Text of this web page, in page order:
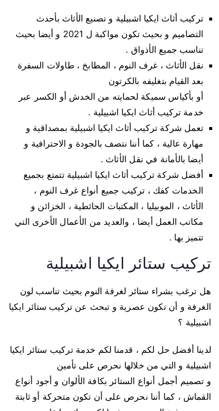
تركيب أثاث ايكيا اشبيلية و تصنيع الأثاث بأحدث
التصاميم و بحيث تكون مواكبة ل 2021 و أيضا بحيث
تناسب جميع الأذواق .
نقل الأثاث ، غرف النوم ، المطابخ ، طاولات السفرة
بعد القيام بتغليفه بالكرتون
أو بأكياس سميكة لحمايته من الخدش أو الكسر عبر
خدمة تركيب أثاث ايكيا اشبيلية .
تعمل شركة تركيب أثاث ايكيا اشبيلية بمصداقية و
مهارة عالية ، كما أننا نتصف بالجودة و الاحترافية و
أيضا بالأمانة في نقل الأثاث .
أفضل شركة تركيب أثاث ايكيا اشبيلية تتمتع بجميع
الخدمات كفك ، تركيب جميع أنواع غرف النوم ،
الأثاث ، الموبيليا ، المكتبات الحائطية ، الخزائن و
مكاتب العمل أيضا ، والعديد من الأعمال الأخرى التي
تتميز بها .
تركيب ستائر ايكيا اشبيلية
هل ترغب بشراء ستائر لغرفة النوم بحيث تناسب لون
الغرفة و أن تكون عصرية و تبحث عن تركيب ستائر ايكيا
اشبيلية ؟
لدينا أفضل حل لكم ، قدمنا لكم خدمة تركيب ستائر ايكيا
اشبيلية و التي من خلالها نحرص على تأمين
و تصميم أجمل أنواع الستائر بكافة الألوان و أجود أنواع
القماش ، كما أننا نحرص على أن تكون متحركة أو ثابتة